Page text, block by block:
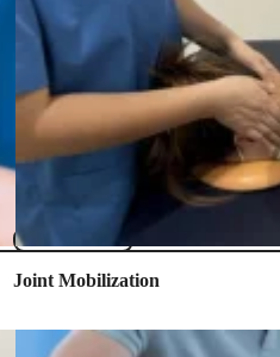
​Joint Mobilization